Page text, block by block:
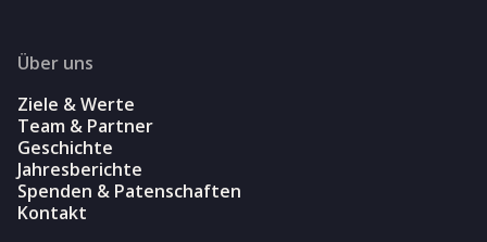
Über uns
Ziele & Werte
Team & Partner
Geschichte
Jahresberichte
Spenden & Patenschaften
Kontakt